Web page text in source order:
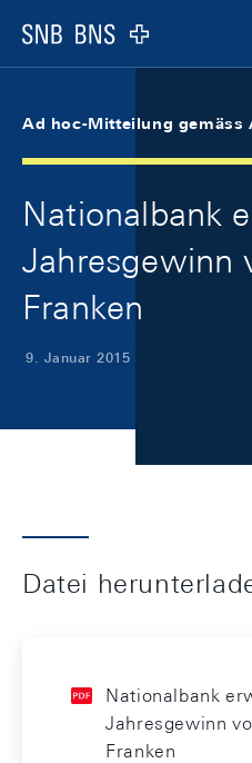
Logo
Ad hoc-Mitteilung gemäss
Nationalbank
Jahresgewinn
Franken
9. Januar 2015
Datei
Nationalbank
Jahresgewinn
Franken